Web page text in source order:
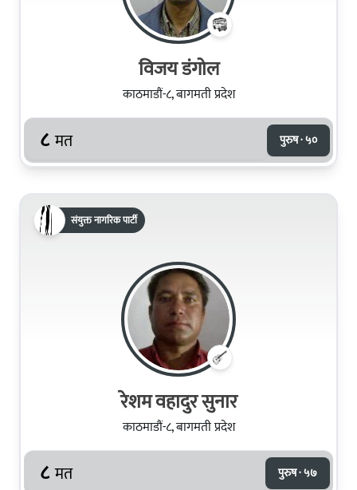
विजय डंगोल
काठमाडौं-८, बागमती प्रदेश
८ मत पुरुष · ५०
संयुक्त नागरिक पार्टी
रेशम वहादुर सुनार
काठमाडौं-८, बागमती प्रदेश
८ मत पुरुष · ५७